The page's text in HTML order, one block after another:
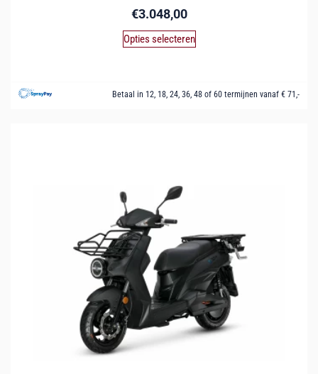
€3.048,00
Opties selecteren
Betaal in 12, 18, 24, 36, 48 of 60 termijnen vanaf € 71,-